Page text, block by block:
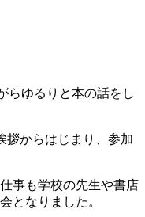
らゆるりと本の話をし
拶からはじまり、参加
事も学校の先生や書店
となりました。